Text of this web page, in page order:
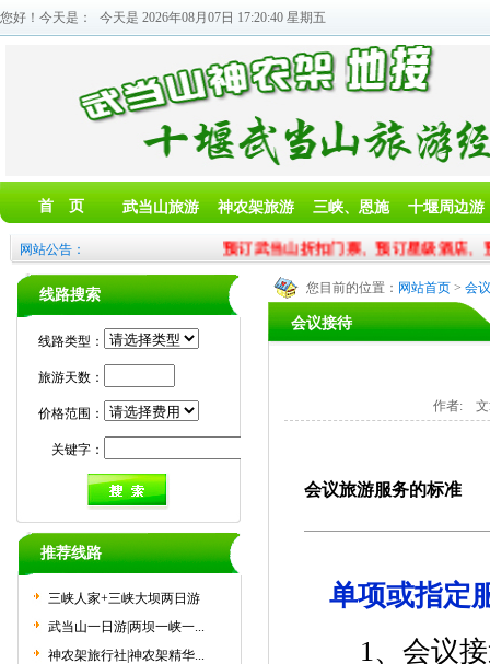
您好！今天是： 今天是 2026年08月07日 17:20:40 星期五
首 页 武当山旅游 神农架旅游 三峡、恩施 十堰周边游
网站公告： 预订武当山折扣门票、预订星级酒店、
线路搜索
线路类型：
旅游天数：
价格范围：
关键字：
推荐线路
三峡人家+三峡大坝两日游
武当山一日游|两坝一峡一...
神农架旅行社|神农架精华...
您目前的位置： 网站首页 > 会
会议接待
作者: 文
会议旅游服务的标准
单项或指定
1、会议